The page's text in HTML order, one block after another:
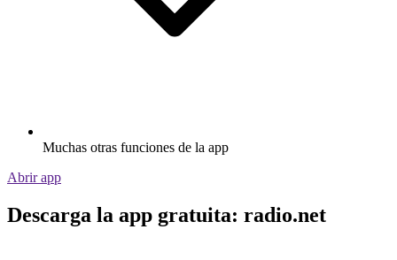
Muchas otras funciones de la app
Abrir app
Descarga la app gratuita: radio.net